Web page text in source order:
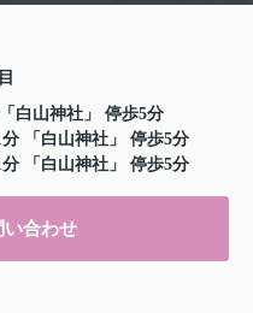
白山神社」 停歩5分
分 「白山神社」 停歩5分
分 「白山神社」 停歩5分
い合わせ